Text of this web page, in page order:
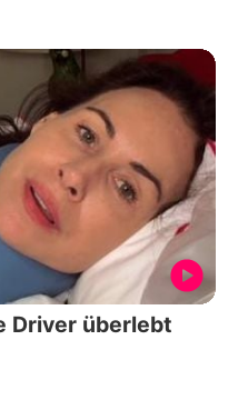
Driver überlebt